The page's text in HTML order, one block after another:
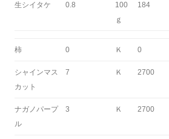
生シイタケ 0.8
100
ｇ
184
柿 0 Ｋ 0
シャインマス
カット
7 Ｋ 2700
ナガノパープ
ル
3 Ｋ 2700